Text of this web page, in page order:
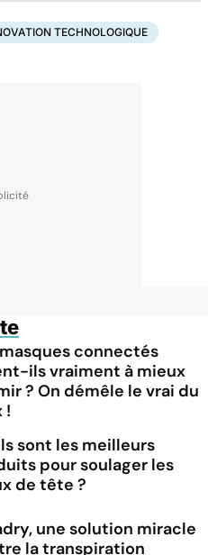
TECHNOLOGIQUE
connectés
ils vraiment à mieux
? On démêle le vrai du
!
sont les meilleurs
pour soulager les
de tête ?
une solution miracle
la transpiration